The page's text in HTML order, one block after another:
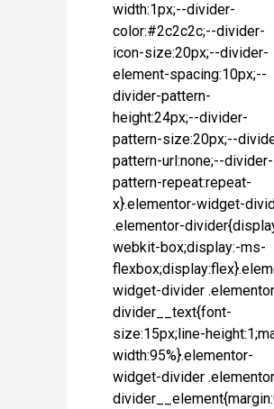
width:1px;--divider-
color:#2c2c2c;--divider-
icon-size:20px;--divider-
element-spacing:10px;--
divider-pattern-
height:24px;--divider-
pattern-size:20px;--
pattern-url:none;--divider-
pattern-repeat:repeat-
x}.elementor-widget-
.elementor-
webkit-box;display:-ms-
widget-divider
divider__text{font-
size:15px;line-
width:95%}.elementor-
widget-divider